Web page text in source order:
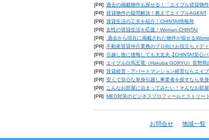
[PR] 過去の掲載物件も探せる！「エイブル賃貸物件
[PR] 賃貸物件の疑問解決！教えてエイブルAGENT
[PR] 賃貸生活の工夫を紹介！CHINTAI情報局
[PR] 女性の賃貸生活を応援！Woman.CHINTAI
[PR]
過去から現在に掲載された物件が探せる
[PR] 不動産賃貸仲介業務のプロ向けお役立ちメデ
[PR]
引越し後に後悔しても大丈夫【CHINTAI安心
[PR] エイブル白馬五竜（Hakuba GORYU）長野
[PR] 賃貸経営・アパートマンション経営ならエイ
[PR] 安くて安心な単身引越し事業者を探すなら単身
[PR]
こんなお部屋に泊まってみたい！そんなお部
[PR] MEO対策のビジネスプロフィールとストリー
お問合せ 地域一覧